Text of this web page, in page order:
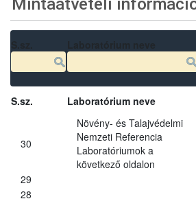
Mintaátvételi
S.sz. Laboratórium neve
30
Növény- és Talajvédelmi
Nemzeti Referencia
Laboratóriumok a
következő oldalon
29
28